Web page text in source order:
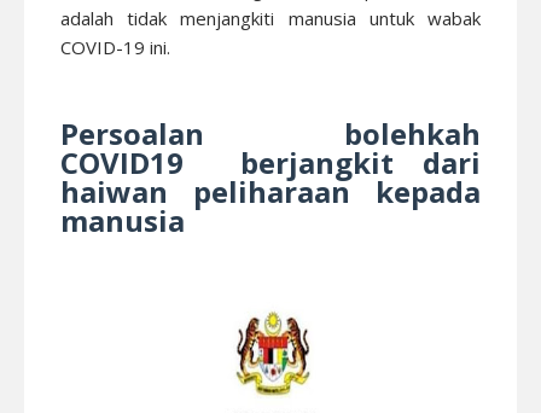
adalah tidak menjangkiti manusia untuk wabak
COVID-19 ini.
Persoalan bolehkah
COVID19 berjangkit dari
haiwan peliharaan kepada
manusia